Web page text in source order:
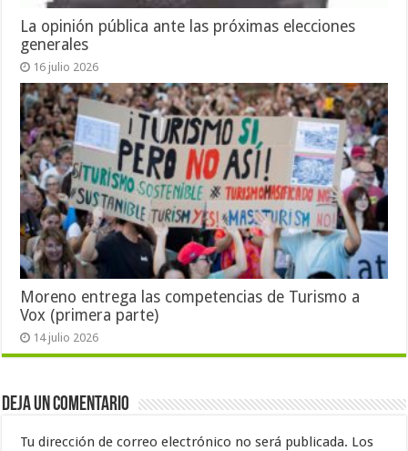
La opinión pública ante las próximas elecciones
generales
16 julio 2026
Moreno entrega las competencias de Turismo a
Vox (primera parte)
14 julio 2026
Deja un comentario
Tu dirección de correo electrónico no será publicada. Los